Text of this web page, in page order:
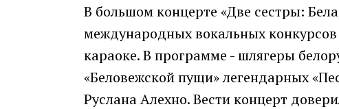
В большом концерте «Две сестры:
международных вокальных
караоке. В программе - шлягеры
«Беловежской пущи» легендарных
Руслана Алехно. Вести концерт